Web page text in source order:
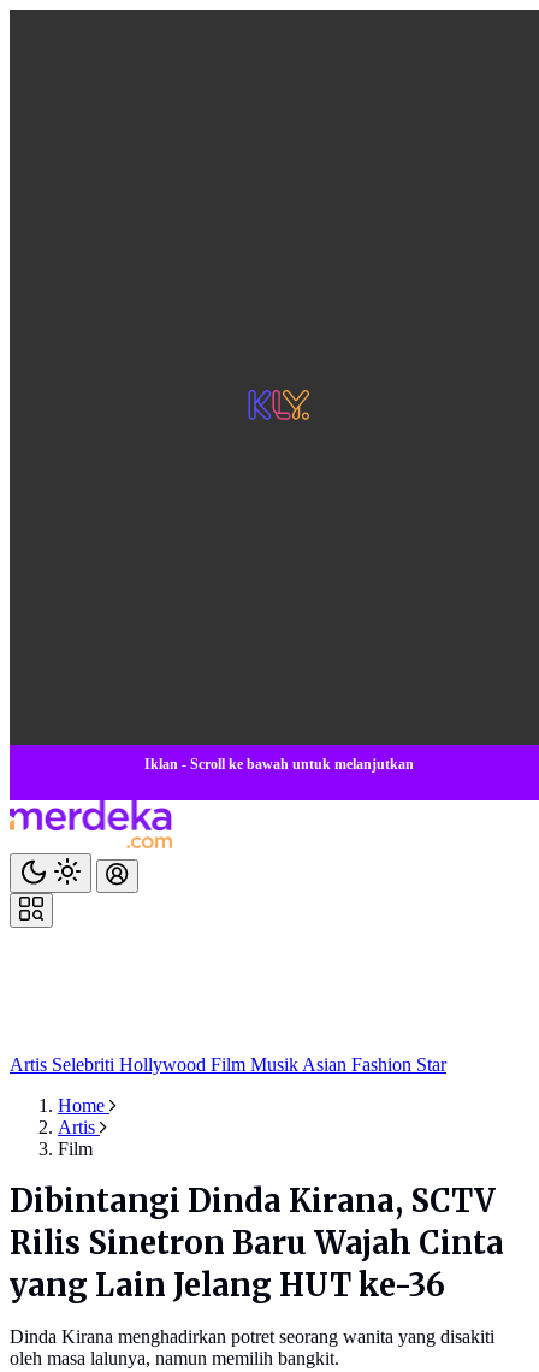
Iklan - Scroll ke bawah untuk melanjutkan
Artis Selebriti Hollywood Film Musik Asian Fashion Star
Home
Artis
Film
Dibintangi Dinda Kirana, SCTV
Rilis Sinetron Baru Wajah Cinta
yang Lain Jelang HUT ke-36
Dinda Kirana menghadirkan potret seorang wanita yang disakiti
oleh masa lalunya, namun memilih bangkit.